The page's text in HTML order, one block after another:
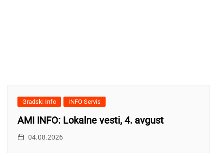
Gradski Info INFO Servis
AMI INFO: Lokalne vesti, 4. avgust
04.08.2026